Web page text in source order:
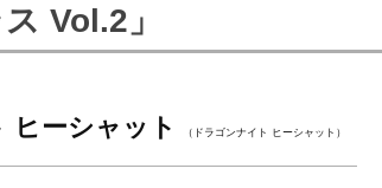
Vol.2」
ヒーシャット （ドラゴンナイト ヒーシャット）